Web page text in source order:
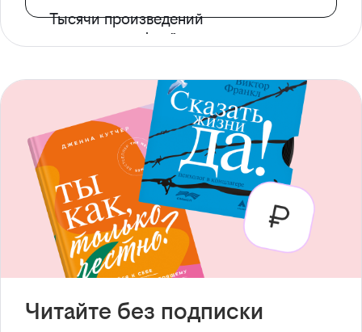
Тысячи произведений
с доступом офлайн
Читайте без подписки